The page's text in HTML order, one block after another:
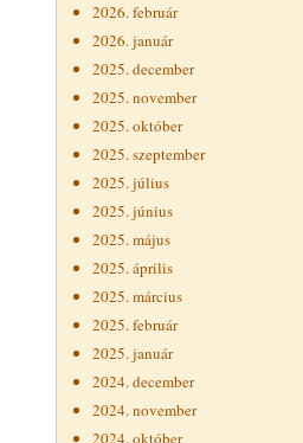
2026. február
2026. január
2025. december
2025. november
2025. október
2025. szeptember
2025. július
2025. június
2025. május
2025. április
2025. március
2025. február
2025. január
2024. december
2024. november
2024. október